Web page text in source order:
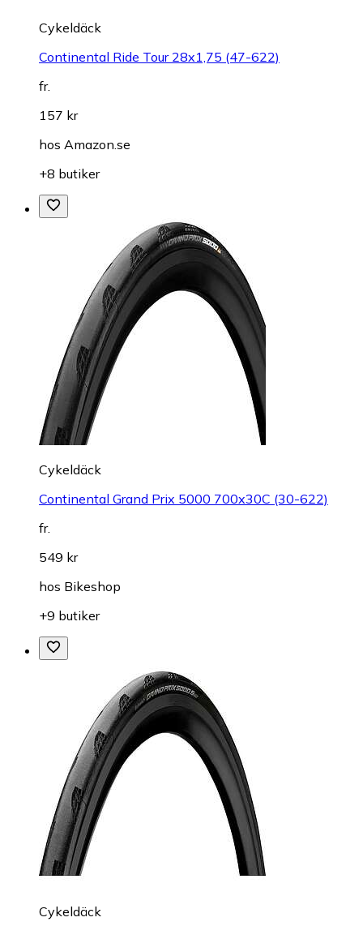
Cykeldäck
Continental Ride Tour 28x1,75 (47-622)
fr.
157 kr
hos Amazon.se
+8 butiker
Cykeldäck
Continental Grand Prix 5000 700x30C (30-622)
fr.
549 kr
hos Bikeshop
+9 butiker
Cykeldäck